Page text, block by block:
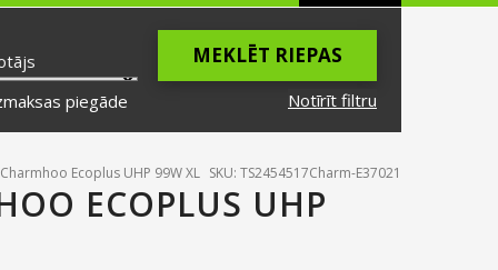
Notīrīt filtru
MEKLĒT RIEPAS
piegāde
Ecoplus UHP 99W XL SKU: TS2454517Charm-E37021
ECOPLUS UHP